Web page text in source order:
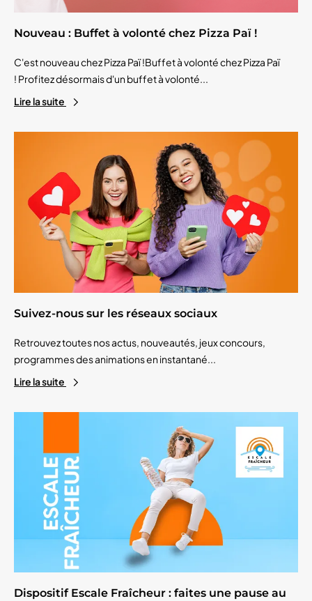
Nouveau : Buffet à volonté chez Pizza Paï !
C'est nouveau chez Pizza Paï !Buffet à volonté chez Pizza Paï
! Profitez désormais d'un buffet à volonté...
Lire la suite
Suivez-nous sur les réseaux sociaux
Retrouvez toutes nos actus, nouveautés, jeux concours,
programmes des animations en instantané...
Lire la suite
Dispositif Escale Fraîcheur : faites une pause au